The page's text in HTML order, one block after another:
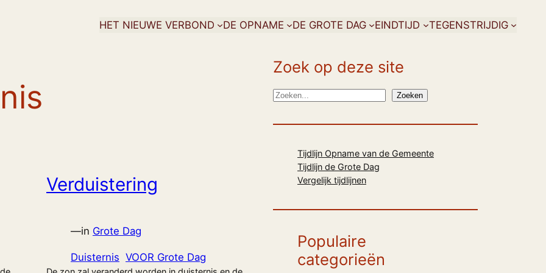
HET NIEUWE VERBOND DE OPNAME DE GROTE DAG EINDTIJD TEGENSTRIJDIG
Verduistering
—in Grote Dag
Duisternis VOOR Grote Dag
Zoek op deze site
Z
e
Zoeken
Tijdlijn Opname van de Gemeente
Tijdlijn de Grote Dag
Vergelijk tijdlijnen
Populaire
categorieën